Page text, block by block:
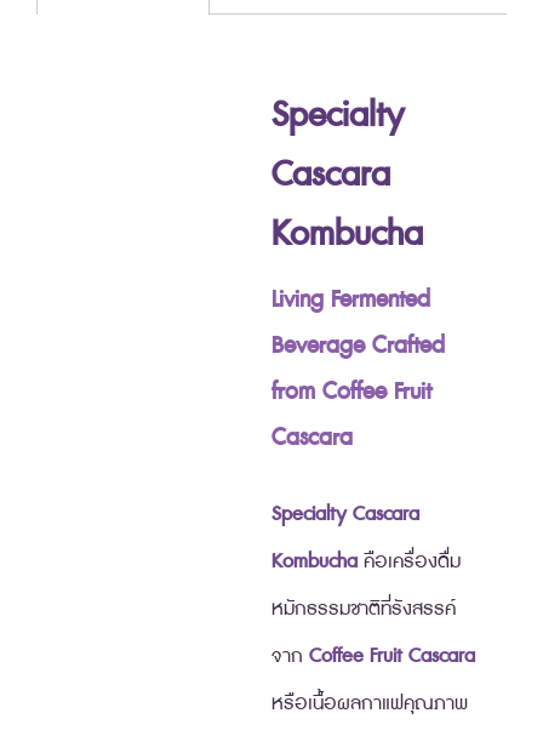
Specialty
Cascara
Kombucha
Living Fermented
Beverage Crafted
from Coffee Fruit
Cascara
Specialty Cascara
Kombucha คือเครื่องดื่ม
หมักธรรมชาติที่รังสรรค์
จาก Coffee Fruit Cascara
หรือเนื้อผลกาแฟคุณภาพ